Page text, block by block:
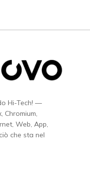
Hi-Tech! —
Chromium,
Web, App,
che sta nel